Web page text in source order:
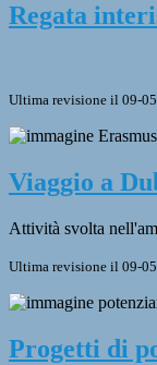
Regata
Ultima revisione il 09-
Viaggio a
Attività svolta
Ultima revisione il 09-
Progetti di